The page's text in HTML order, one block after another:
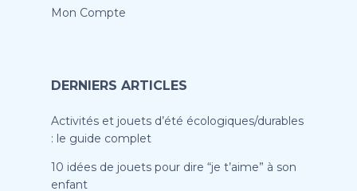
Mon Compte
DERNIERS ARTICLES
Activités et jouets d’été écologiques/durables
: le guide complet
10 idées de jouets pour dire “je t’aime” à son
enfant